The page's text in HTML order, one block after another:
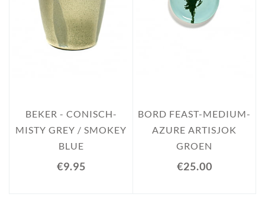
BEKER - CONISCH-
MISTY GREY / SMOKEY
BLUE
€9.95
BORD FEAST-MEDIUM-
AZURE ARTISJOK
GROEN
€25.00